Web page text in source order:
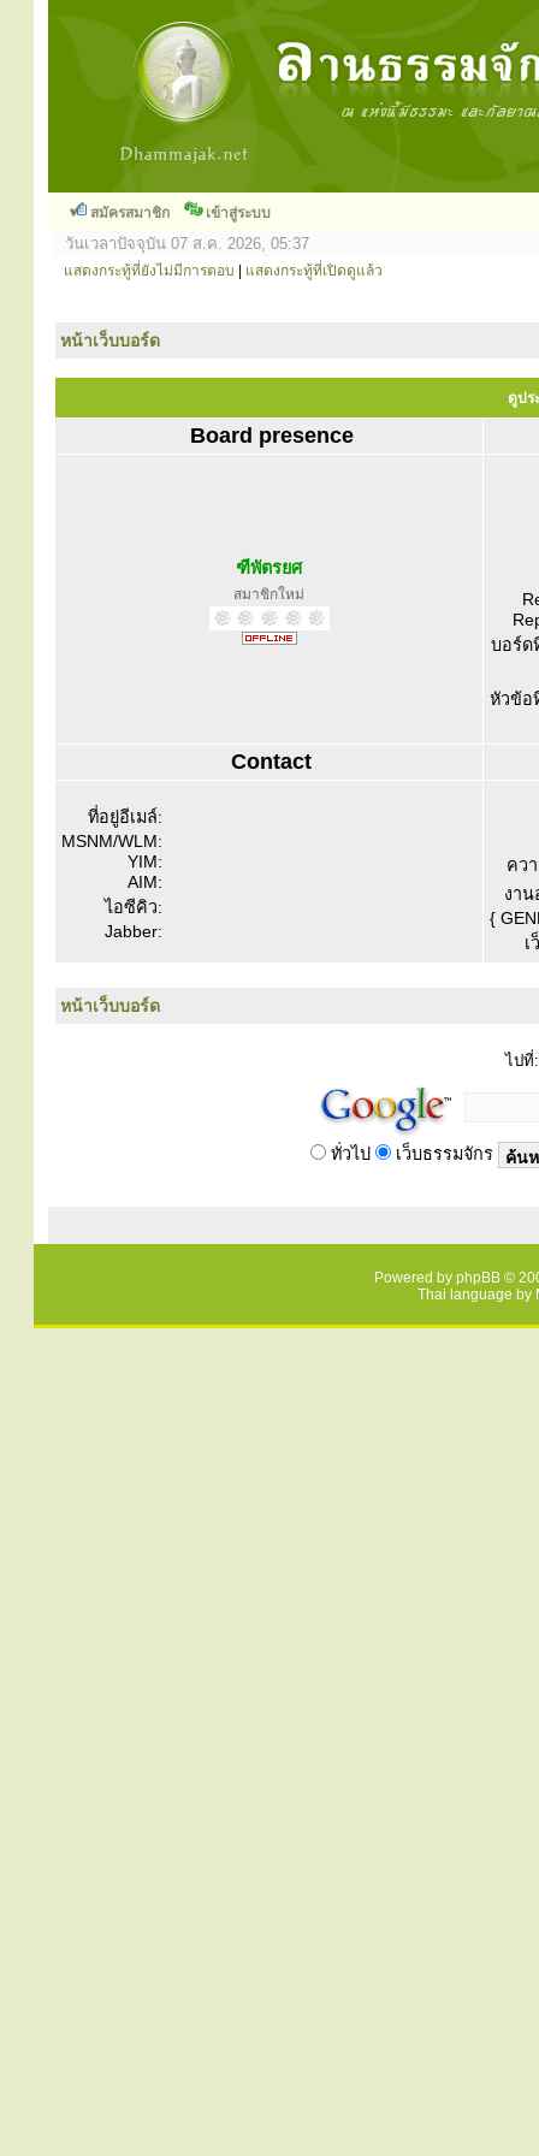
สมัครสมาชิก เข้าสู่ระบบ
วันเวลาปัจจุบัน 07 ส.ค. 2026, 05:37
แสดงกระทู้ที่ยังไม่มีการตอบ แสดงกระทู้ที่เปิดดูแล้ว
หน้าเว็บบอร์ด
ดูปร
Board presence
ฑีพัตรยศ
สมาชิกใหม่
บอร์ด
หัวข้อ
Contact
ที่อยู่อีเมล์:
MSNM/WLM:
YIM:
AIM:
ไอซีคิว:
Jabber:
คว
งาน
{
เ
หน้าเว็บบอร์ด
ไปที่:
ทั่วไป เว็บธรรมจักร
Powered by phpBB ©
Thai language by